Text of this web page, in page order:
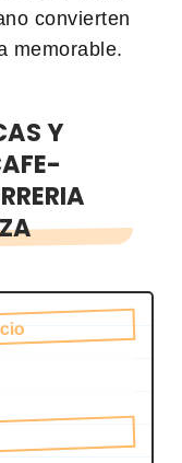
convierten
memorable.
Y